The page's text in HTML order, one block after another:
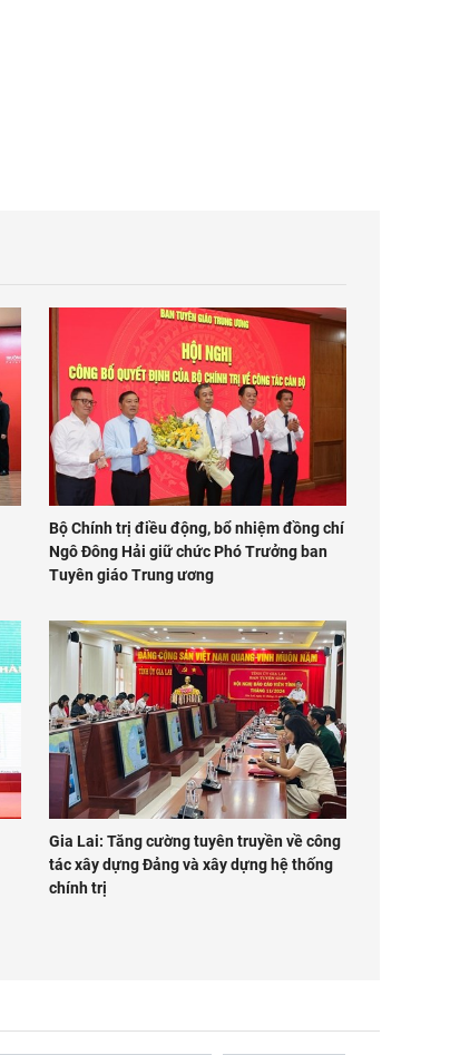
Bộ Chính trị điều động, bổ nhiệm đồng chí
Ngô Đông Hải giữ chức Phó Trưởng ban
Tuyên giáo Trung ương
Gia Lai: Tăng cường tuyên truyền về công
tác xây dựng Đảng và xây dựng hệ thống
chính trị